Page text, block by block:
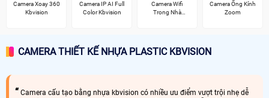
Camera Xoay 360
Kbvision
Camera IP AI Full
Color Kbvision
Camera Wifi
Trong Nhà
Camera Ống Kính
Zoom
CAMERA THIẾT KẾ NHỰA PLASTIC KBVISION
Camera cấu tạo bằng nhựa kbvision có nhiều ưu điểm vượt trội nhẹ dễ